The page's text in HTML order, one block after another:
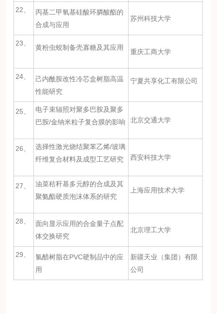
22、
丙基二甲氧基硅酸环膦酸酯的
合成与应用
苏州科技大学
23、
黄粉虫蜕制备壳寡糖及其应用
重庆工商大学
24、 己内酰胺改性冷芯盒树脂高温
性能研究
宁夏共享化工有限公司
25、 电子束辐照对聚多巴胺及聚多
巴胺/金纳米粒子复合膜的影响 北京交通大学
26、
选择性激光烧结聚苯乙烯/玻璃
纤维复合材料及成型工艺研究
西安科技大学
27、 油菜秸秆基多元醇的合成及其
聚氨酯硬质泡沫体系的研究
上海应用技术大学
28、
面向显示应用的合金量子点配
体交换研究
北京理工大学
29、
氯醋树脂在PVC硬制品中的应
用
新疆天业（集团）有限
公司